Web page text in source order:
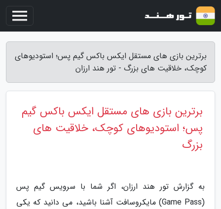
برترین بازی های مستقل ایکس باکس گیم پس؛ استودیوهای
کوچک، خلاقیت های بزرگ - تور هند ارزان
برترین بازی های مستقل ایکس باکس گیم
پس؛ استودیوهای کوچک، خلاقیت های
بزرگ
به گزارش تور هند ارزان، اگر شما با سرویس گیم پس
(Game Pass) مایکروسافت آشنا باشید، می دانید که یکی